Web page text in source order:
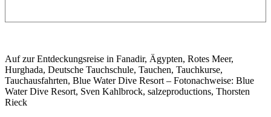
Auf zur Entdeckungsreise in Fanadir, Ägypten, Rotes Meer,
Hurghada, Deutsche Tauchschule, Tauchen, Tauchkurse,
Tauchausfahrten, Blue Water Dive Resort – Fotonachweise: Blue
Water Dive Resort, Sven Kahlbrock, salzeproductions, Thorsten
Rieck